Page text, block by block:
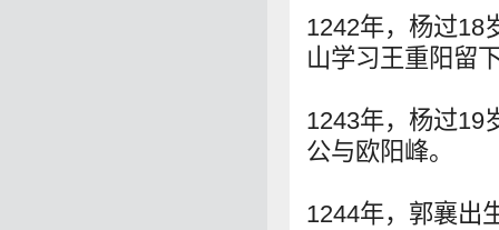
1242年，杨过18
山学习王重阳留
1243年，杨过19
公与欧阳峰。
1244年，郭襄出